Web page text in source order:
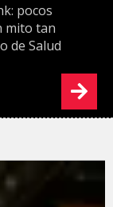
pocos
mito tan
de Salud